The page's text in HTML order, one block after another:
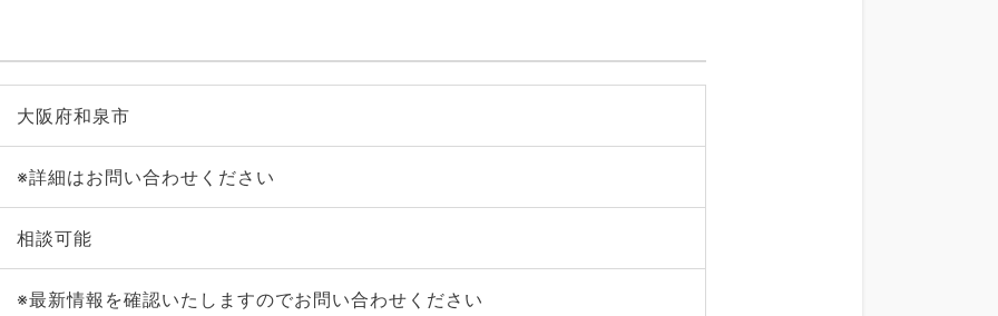
大阪府和泉市
※詳細はお問い合わせください
相談可能
※最新情報を確認いたしますのでお問い合わせください